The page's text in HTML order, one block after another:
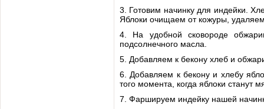
3. Готовим начинку для индейки.
Яблоки очищаем от кожуры,
4. На удобной сковороде
подсолнечного масла.
5. Добавляем к бекону хлеб и
6. Добавляем к бекону и хлебу
того момента, когда яблоки станут
7. Фаршируем индейку нашей